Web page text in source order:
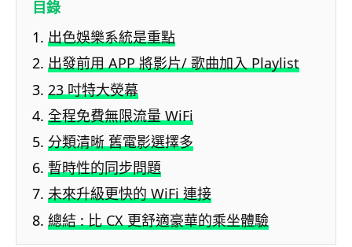
目錄
出色娛樂系統是重點
出發前用 APP 將影片/ 歌曲加入 Playlist
23 吋特大熒幕
全程免費無限流量 WiFi
分類清晰 舊電影選擇多
暫時性的同步問題
未來升級更快的 WiFi 連接
總結 : 比 CX 更舒適豪華的乘坐體驗